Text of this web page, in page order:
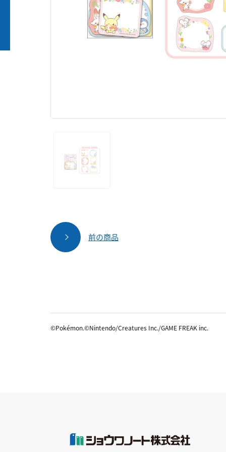
前の商品
©Pokémon.©Nintendo/Creatures Inc./GAME FREAK inc.